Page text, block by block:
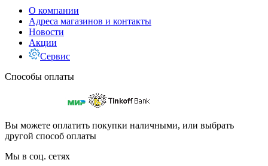
О компании
Адреса магазинов и контакты
Новости
Акции
Сервис
Способы оплаты
Вы можете оплатить покупки наличными, или выбрать
другой способ оплаты
Мы в соц. сетях